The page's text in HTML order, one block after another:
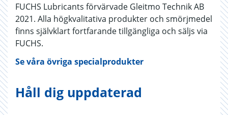
FUCHS Lubricants förvärvade Gleitmo Technik AB
2021. Alla högkvalitativa produkter och smörjmedel
finns självklart fortfarande tillgängliga och säljs via
FUCHS.
Se våra övriga specialprodukter
Håll dig uppdaterad